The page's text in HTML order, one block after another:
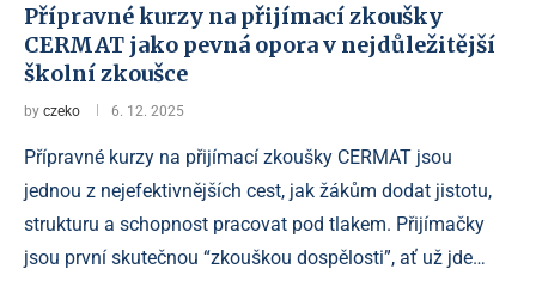
Přípravné kurzy na přijímací zkoušky
CERMAT jako pevná opora v nejdůležitější
školní zkoušce
by czeko 6. 12. 2025
Přípravné kurzy na přijímací zkoušky CERMAT jsou
jednou z nejefektivnějších cest, jak žákům dodat jistotu,
strukturu a schopnost pracovat pod tlakem. Přijímačky
jsou první skutečnou “zkouškou dospělosti”, ať už jde…